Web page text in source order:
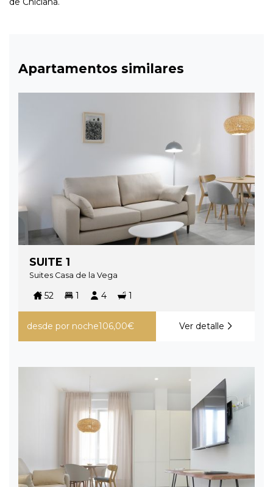
Apartamentos similares
SUITE 1
Suites Casa de la Vega
52 1 4 1
desde por noche106,00€ Ver detalle